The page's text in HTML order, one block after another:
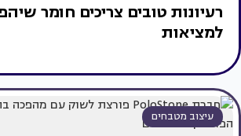
רעיונות טובים צריכים חומר
למציאות
עיצוב מטבחים